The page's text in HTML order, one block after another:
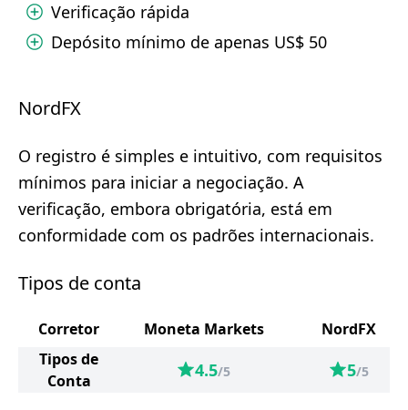
Verificação rápida
Depósito mínimo de apenas US$ 50
NordFX
O registro é simples e intuitivo, com requisitos
mínimos para iniciar a negociação. A
verificação, embora obrigatória, está em
conformidade com os padrões internacionais.
Tipos de conta
Corretor Moneta Markets
NordFX
Tipos de
Conta
4.5/5 5/5